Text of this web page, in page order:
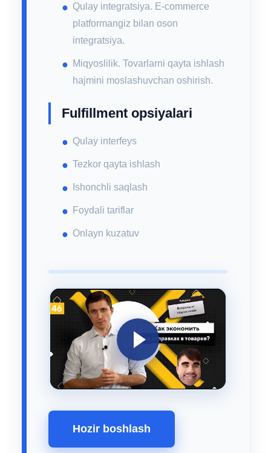
Qulay integratsiya. E-commerce
platformangiz bilan oson
integratsiya.
Miqyoslilik. Tovarlarni qayta ishlash
hajmini moslashuvchan oshirish.
Fulfillment opsiyalari
Qulay interfeys
Tezkor qayta ishlash
Ishonchli saqlash
Foydali tariflar
Onlayn kuzatuv
Hozir boshlash